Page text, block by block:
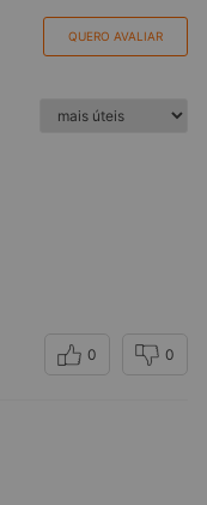
QUERO AVALIAR
0 0